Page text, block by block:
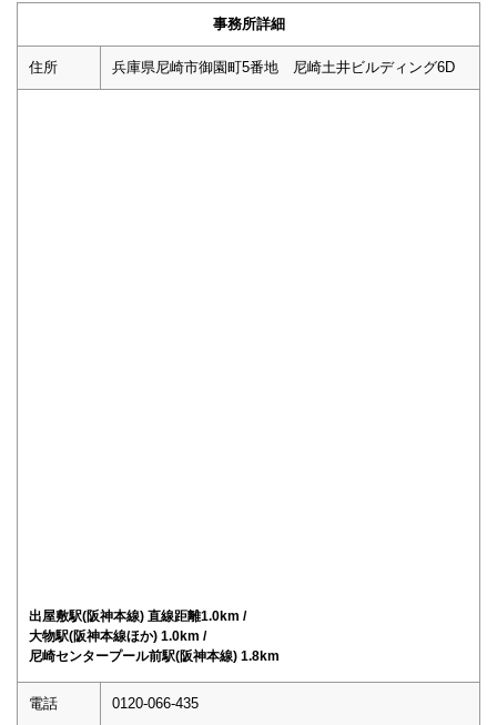
事務所詳細
住所 兵庫県尼崎市御園町5番地 尼崎土井ビルディング6D
出屋敷駅(阪神本線) 直線距離1.0km /
大物駅(阪神本線ほか) 1.0km /
尼崎センタープール前駅(阪神本線) 1.8km
電話 0120-066-435